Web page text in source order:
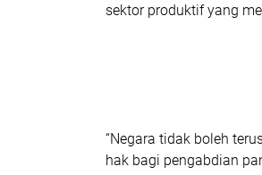
sektor produktif yang
“Negara tidak boleh
hak bagi pengabdian